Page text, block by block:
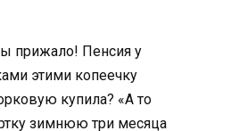
прижало! Пенсия у
этими копеечку
купила? «А то
зимнюю три месяца